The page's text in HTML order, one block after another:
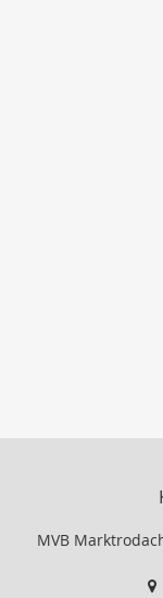
MVB